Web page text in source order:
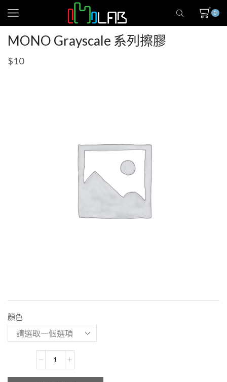
0
MONO Grayscale 系列擦膠
$10
顏色